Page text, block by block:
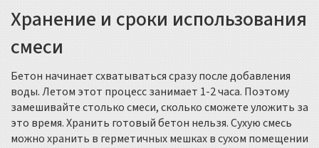
Хранение и сроки использования
смеси
Бетон начинает схватываться сразу после добавления
воды. Летом этот процесс занимает 1-2 часа. Поэтому
замешивайте столько смеси, сколько сможете уложить за
это время. Хранить готовый бетон нельзя. Сухую смесь
можно хранить в герметичных мешках в сухом помещении